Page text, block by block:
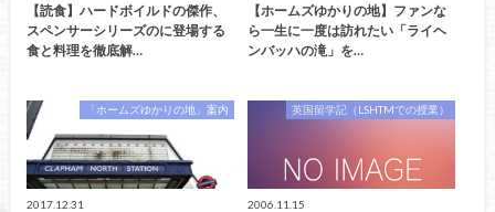
【読食】ハードボイルドの傑作、
スペンサーシリーズのに登場する
食と料理を徹底解…
【ホームズゆかりの地】ファンな
ら一生に一度は訪れたい「ライヘ
ンバッハの滝」を…
「ホームズゆかりの地」案内
2017.12.31
英国留学記（LSHTMでの授業）
2006.11.15